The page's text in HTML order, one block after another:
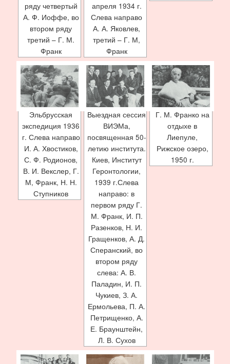
ряду четвертый
А. Ф. Иоффе, во
втором ряду
третий – Г. М.
Франк
апреля 1934 г.
Слева направо
А. А. Яковлев,
третий – Г. М,
Франк
Эльбрусская
экспедиция 1936
г. Слева направо
И. А. Хвостиков,
С. Ф. Родионов,
В. И. Векслер, Г.
М, Франк, Н. Н.
Ступников
Выездная сессия
ВИЭМа,
посвященная 50-
летию института.
Киев, Институт
Геронтологии,
1939 г.Слева
направо: в
первом ряду Г.
М. Франк, И. П.
Разенков, Н. И.
Гращенков, А. Д.
Сперанский, во
втором ряду
слева: А. В.
Паладин, И. П.
Чукиев, З. А.
Ермольева, П. А.
Петрищенко, А.
Е. Браунштейн,
Л. В. Сухов
Г. М. Франко на
отдыхе в
Лиепуле,
Рижское озеро,
1950 г.